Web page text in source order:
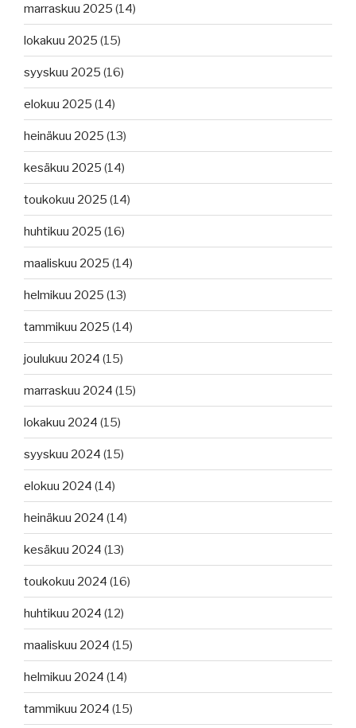
marraskuu 2025 (14)
lokakuu 2025 (15)
syyskuu 2025 (16)
elokuu 2025 (14)
heinäkuu 2025 (13)
kesäkuu 2025 (14)
toukokuu 2025 (14)
huhtikuu 2025 (16)
maaliskuu 2025 (14)
helmikuu 2025 (13)
tammikuu 2025 (14)
joulukuu 2024 (15)
marraskuu 2024 (15)
lokakuu 2024 (15)
syyskuu 2024 (15)
elokuu 2024 (14)
heinäkuu 2024 (14)
kesäkuu 2024 (13)
toukokuu 2024 (16)
huhtikuu 2024 (12)
maaliskuu 2024 (15)
helmikuu 2024 (14)
tammikuu 2024 (15)